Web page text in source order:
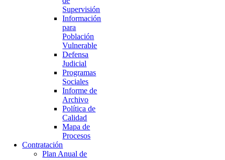
Supervisión
Información
para
Población
Vulnerable
Defensa
Judicial
Programas
Sociales
Informe de
Archivo
Política de
Calidad
Mapa de
Procesos
Contratación
Plan Anual de